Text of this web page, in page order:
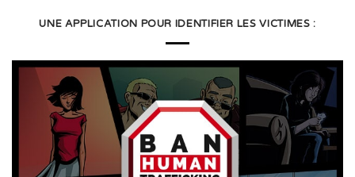
UNE APPLICATION POUR IDENTIFIER LES VICTIMES :